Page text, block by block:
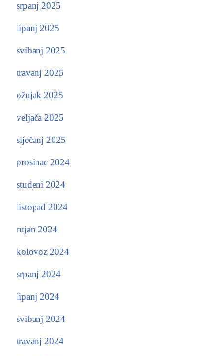
srpanj 2025
lipanj 2025
svibanj 2025
travanj 2025
ožujak 2025
veljača 2025
siječanj 2025
prosinac 2024
studeni 2024
listopad 2024
rujan 2024
kolovoz 2024
srpanj 2024
lipanj 2024
svibanj 2024
travanj 2024